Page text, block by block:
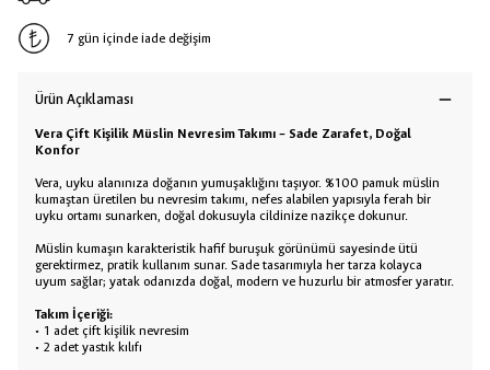
7 gün içinde iade değişim
Ürün Açıklaması
Vera Çift Kişilik Müslin Nevresim Takımı – Sade Zarafet, Doğal
Konfor
Vera, uyku alanınıza doğanın yumuşaklığını taşıyor. %100 pamuk müslin
kumaştan üretilen bu nevresim takımı, nefes alabilen yapısıyla ferah bir
uyku ortamı sunarken, doğal dokusuyla cildinize nazikçe dokunur.
Müslin kumaşın karakteristik hafif buruşuk görünümü sayesinde ütü
gerektirmez, pratik kullanım sunar. Sade tasarımıyla her tarza kolayca
uyum sağlar; yatak odanızda doğal, modern ve huzurlu bir atmosfer yaratır.
Takım İçeriği:
• 1 adet çift kişilik nevresim
• 2 adet yastık kılıfı